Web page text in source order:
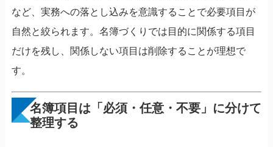
など、実務への落とし込みを意識することで必要項目が
自然と絞られます。名簿づくりでは目的に関係する項目
だけを残し、関係しない項目は削除することが理想で
す。
名簿項目は「必須・任意・不要」に分けて
整理する